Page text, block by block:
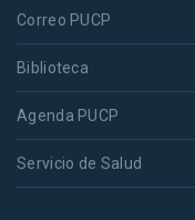
Correo PUCP
Biblioteca
Agenda PUCP
Servicio de Salud